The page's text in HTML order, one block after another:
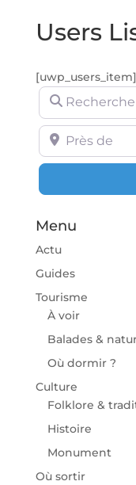
Users
[uwp_users_item]
Recherche pour
Près de
Menu
Actu
Guides
Tourisme
À voir
Balades &
Où dormir ?
Culture
Folklore &
Histoire
Monument
Où sortir